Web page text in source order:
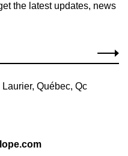
the latest updates, news
Québec, Qc